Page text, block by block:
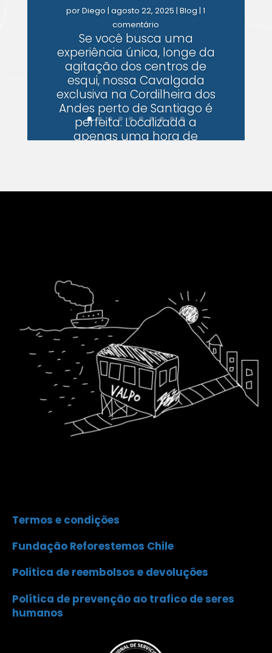
porDiego |agosto 22, 2025 |Blog | 1
comentário
Se você busca uma
experiência única, longe da
agitação dos centros de
esqui, nossa Cavalgada
exclusiva na Cordilheira dos
Andes perto de Santiago é
perfeita. Localizada a
apenas uma hora de
tranquilidade e um...
Termos e condições
Fundação Reforestemos Chile
Politica de reembolsos e devoluções
Política de prevenção ao trafico de seres
humanos